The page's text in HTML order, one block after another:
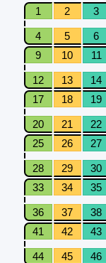
1
2 3
4 5 6
9
10 11
12 13 14
17
18 19
20 21 22
25
26 27
28 29 30
33
34 35
36 37 38
41
42 43
44 45 46